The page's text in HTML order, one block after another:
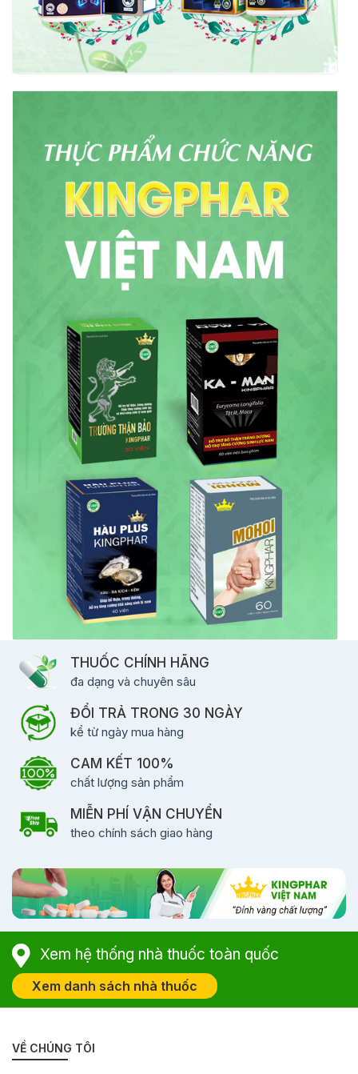
THUỐC CHÍNH HÃNG
đa dạng và chuyên sâu
ĐỔI TRẢ TRONG 30 NGÀY
kể từ ngày mua hàng
CAM KẾT 100%
chất lượng sản phẩm
MIỄN PHÍ VẬN CHUYỂN
theo chính sách giao hàng
Xem hệ thống nhà thuốc toàn quốc
Xem danh sách nhà thuốc
VỀ CHÚNG TÔI